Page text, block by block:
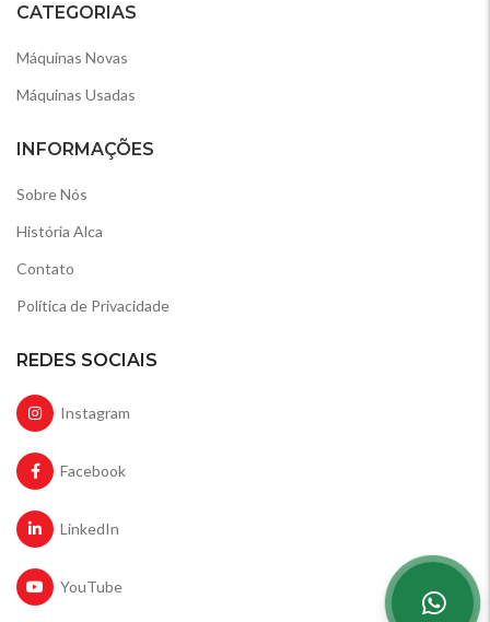
CATEGORIAS
Máquinas Novas
Máquinas Usadas
INFORMAÇÕES
Sobre Nós
História Alca
Contato
Política de Privacidade
REDES SOCIAIS
Instagram
Facebook
LinkedIn
YouTube